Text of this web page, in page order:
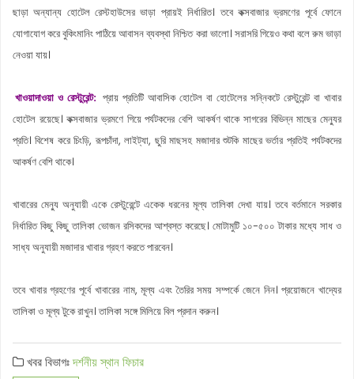
ছাড়া অন্যান্য হোটেল রেস্টহাউসের ভাড়া প্রায়ই নির্ধারিত। তবে কক্সবাজার ভ্রমণের পূর্বে ফোনে
যোগাযোগ করে বুকিংমানিং পাঠিয়ে আবাসন ব্যবস্থা নিশ্চিত করা ভালো। সরাসরি গিয়েও কথা বলে রুম ভাড়া
নেওয়া যায়।
খাওয়াদাওয়া ও রেস্টুরেন্ট: প্রায় প্রতিটি আবাসিক হোটেল বা হোটেলের সন্নিকটে রেস্টুরেন্ট বা খাবার
হোটেল রয়েছে। কক্সবাজার ভ্রমণে গিয়ে পর্যটকদের বেশি আকর্ষণ থাকে সাগরের বিভিন্ন মাছের মেন্যুর
প্রতি। বিশেষ করে চিংড়ি, রূপচাঁদা, লাইট্যা, ছুরি মাছসহ মজাদার শুটকি মাছের ভর্তার প্রতিই পর্যটকদের
আকর্ষণ বেশি থাকে।
খাবারের মেন্যু অনুযায়ী একে রেস্টুরেন্টে একেক ধরনের মূল্য তালিকা দেখা যায়। তবে বর্তমানে সরকার
নির্ধারিত কিছু কিছু তালিকা ভোজন রসিকদের আশ্বস্ত করেছে। মোটামুটি ১০-৫০০ টাকার মধ্যে সাধ ও
সাধ্য অনুযায়ী মজাদার খাবার গ্রহণ করতে পারবেন।
তবে খাবার গ্রহণের পূর্বে খাবারের নাম, মূল্য এবং তৈরির সময় সম্পর্কে জেনে নিন। প্রয়োজনে খাদ্যের
তালিকা ও মূল্য টুকে রাখুন। তালিকা সঙ্গে মিলিয়ে বিল প্রদান করুন।
খবর বিভাগঃদর্শনীয় স্থানফিচার